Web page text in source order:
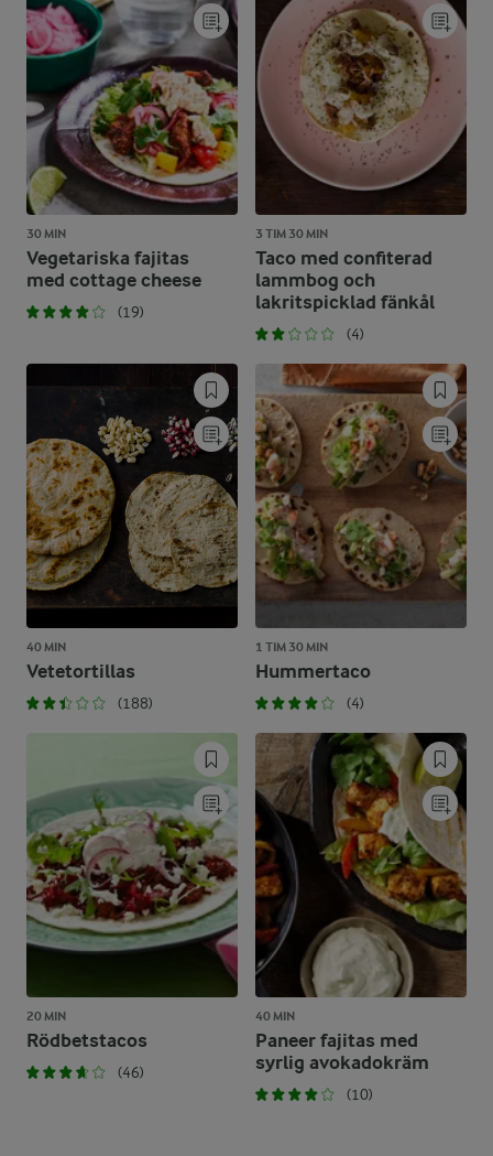
30 MIN
Vegetariska fajitas
med cottage cheese
(19)
3 TIM 30 MIN
Taco med confiterad
lammbog och
lakritspicklad fänkål
(4)
40 MIN
Vetetortillas
(188)
1 TIM 30 MIN
Hummertaco
(4)
20 MIN
Rödbetstacos
(46)
40 MIN
Paneer fajitas med
syrlig avokadokräm
(10)